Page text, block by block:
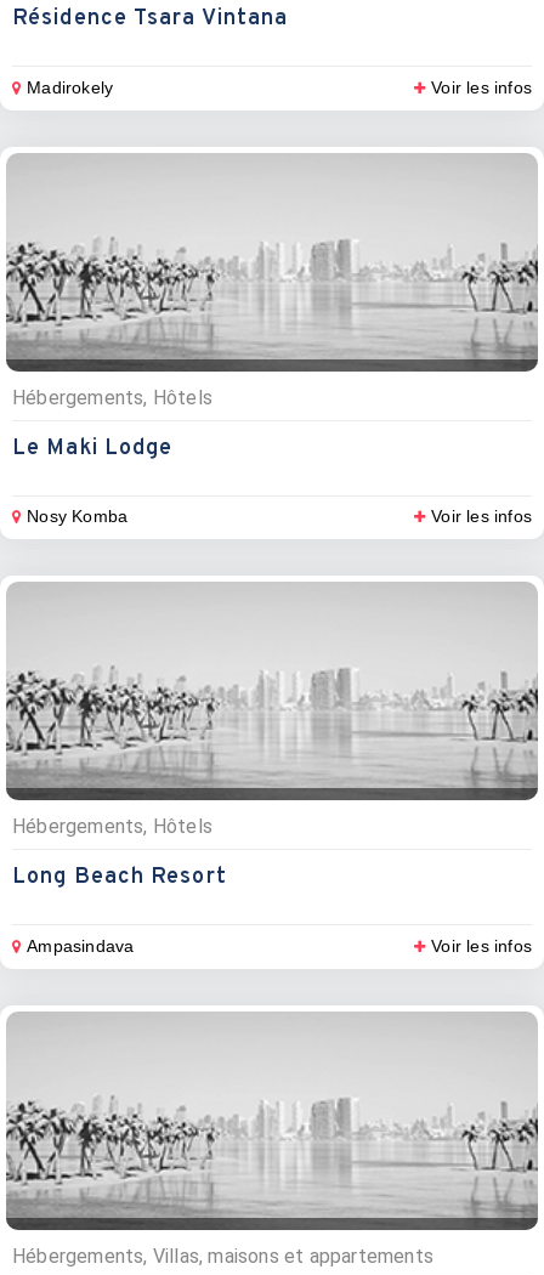
Résidence Tsara Vintana
Madirokely Voir les infos
Hébergements, Hôtels
Le Maki Lodge
Nosy Komba Voir les infos
Hébergements, Hôtels
Long Beach Resort
Ampasindava Voir les infos
Hébergements, Villas, maisons et appartements